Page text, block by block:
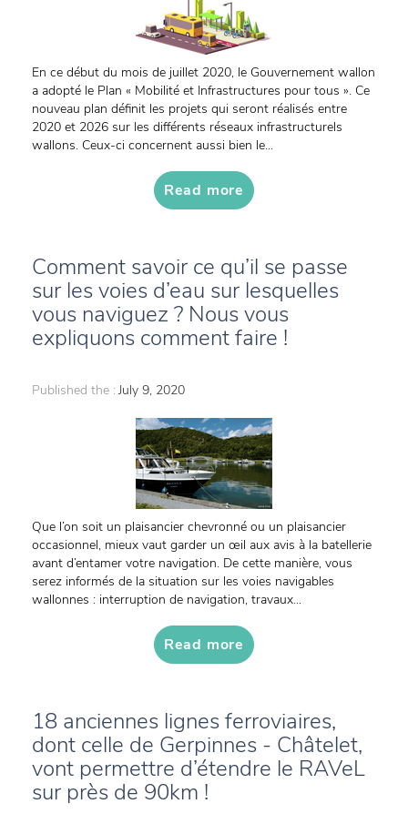
En ce début du mois de juillet 2020, le Gouvernement wallon
a adopté le Plan « Mobilité et Infrastructures pour tous ». Ce
nouveau plan définit les projets qui seront réalisés entre
2020 et 2026 sur les différents réseaux infrastructurels
wallons. Ceux-ci concernent aussi bien le...
Read more
Comment savoir ce qu’il se passe
sur les voies d’eau sur lesquelles
vous naviguez ? Nous vous
expliquons comment faire !
Published the : July 9, 2020
Que l’on soit un plaisancier chevronné ou un plaisancier
occasionnel, mieux vaut garder un œil aux avis à la batellerie
avant d’entamer votre navigation. De cette manière, vous
serez informés de la situation sur les voies navigables
wallonnes : interruption de navigation, travaux...
Read more
18 anciennes lignes ferroviaires,
dont celle de Gerpinnes - Châtelet,
vont permettre d’étendre le RAVeL
sur près de 90km !